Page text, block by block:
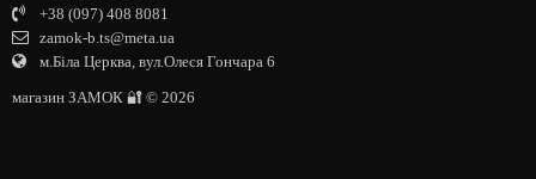
+38 (097) 408 8081
zamok-b.ts@meta.ua
м.Біла Церква, вул.Олеся Гончара 6
магазин ЗАМОК 🔐 © 2026